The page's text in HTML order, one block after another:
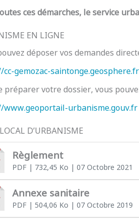
ces démarches, le service
EN LIGNE
déposer vos demandes
gemozac-
préparer votre dossier, vous
www.geoportail-urbanisme.gouv.fr
D’URBANISME
Règlement
PDF| 732,45 Ko | 07 Octobre 2021
Annexe sanitaire
PDF| 504,06 Ko | 07 Octobre 2019